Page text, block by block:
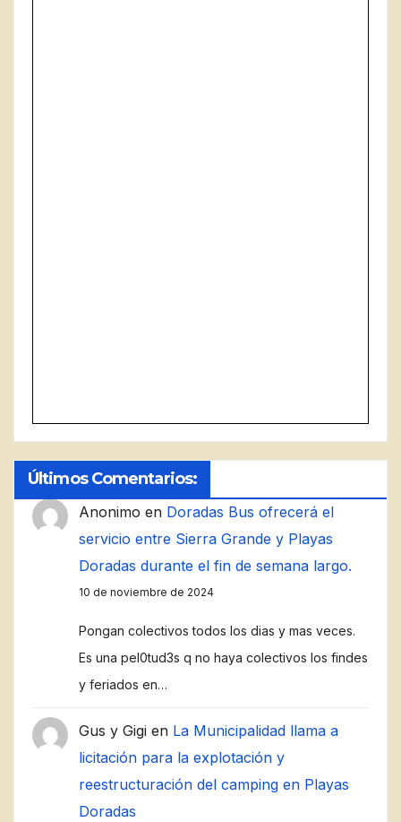
Últimos Comentarios:
Anonimo en Doradas Bus ofrecerá el
servicio entre Sierra Grande y Playas
Doradas durante el fin de semana largo.
10 de noviembre de 2024
Pongan colectivos todos los dias y mas veces.
Es una pel0tud3s q no haya colectivos los findes
y feriados en…
Gus y Gigi en La Municipalidad llama a
licitación para la explotación y
reestructuración del camping en Playas
Doradas